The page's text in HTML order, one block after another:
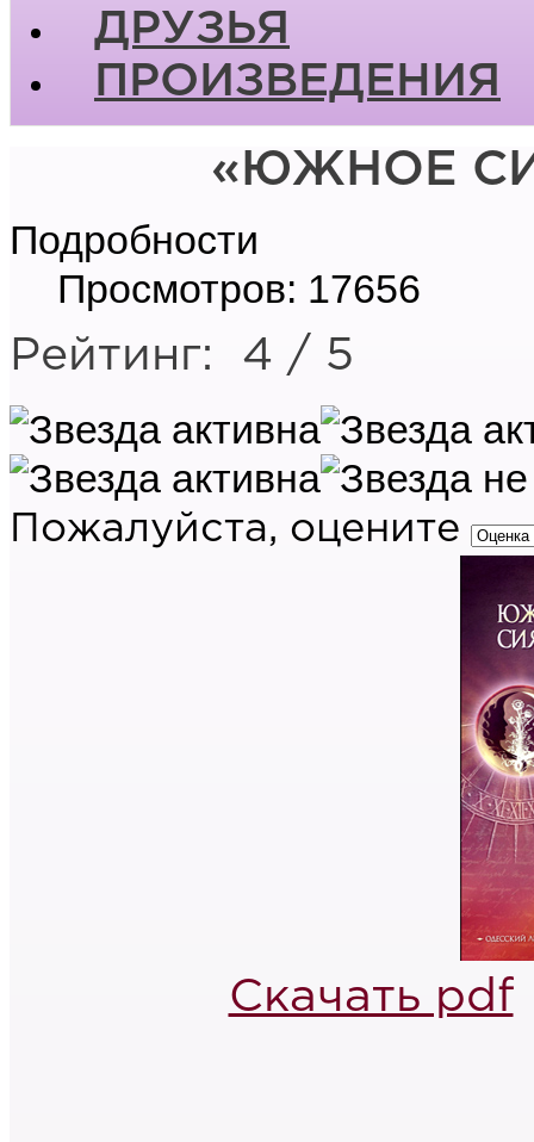
ДРУЗЬЯ
ПРОИЗВЕДЕНИЯ
«ЮЖНОЕ
Подробности
Просмотров: 17656
Рейтинг: 4 / 5
Пожалуйста, оцените
Скачать pdf